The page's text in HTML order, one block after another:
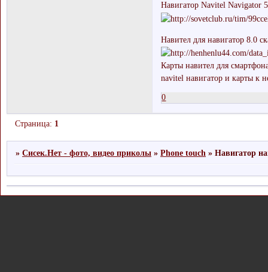
Навигатор Navitel Navigator
Навител для навигатор 8.0
Карты навител для
navitel навигатор и карты к
0
Страница: 1
»Сисек.Нет - фото, видео приколы »Phone touch »Навигатор